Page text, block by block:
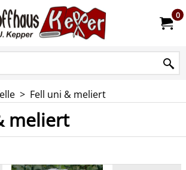
0
> Fell uni & meliert
meliert